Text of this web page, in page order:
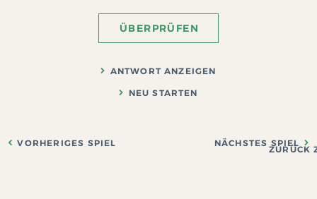
ÜBERPRÜFEN
ANTWORT ANZEIGEN
NEU STARTEN
VORHERIGES SPIEL NÄCHSTES SPIEL
ZURÜCK